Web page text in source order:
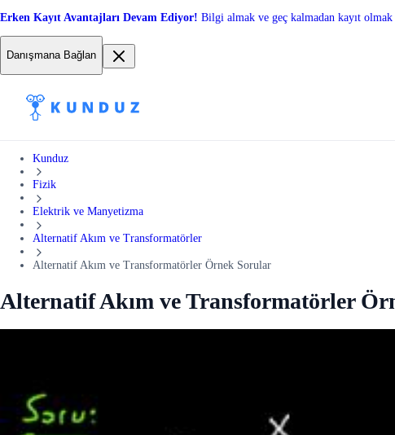
Erken Kayıt Avantajları Devam Ediyor! Bilgi almak ve geç kalmadan kayıt
Danışmana Bağlan
Kunduz
Fizik
Elektrik ve Manyetizma
Alternatif Akım ve Transformatörler
Alternatif Akım ve Transformatörler Örnek Sorular
Alternatif Akım ve Transformatörler